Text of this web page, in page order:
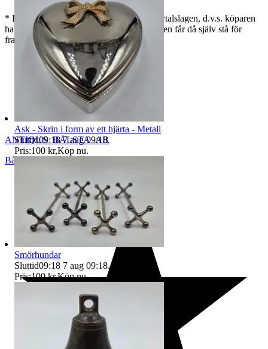
* För varor köpta via nätet gäller distansavtalslagen, d.v.s. köparen
har 2 veckor på sig att ångra köpet. Köparen får då själv stå för
frakten.
ANTIQUS_BÅLSTA_AB
Bålsta
Ask - Skrin i form av ett hjärta - Metall
Sluttid09:18 7 aug 09:18.
Pris:100 kr,Köp nu.
Smörhundar
Sluttid09:18 7 aug 09:18.
Pris:100 kr,Köp nu.